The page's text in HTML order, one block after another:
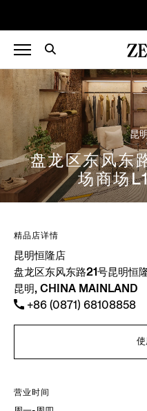
昆
盘龙区东风东
场商场
精品店详情
昆明恒隆店
盘龙区东风东路21号昆明恒
昆明, CHINA MAINLAND
+86 (0871) 68108858
营业时间